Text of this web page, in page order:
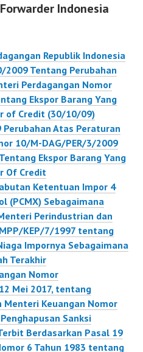
Indonesia
Republik Indonesia
2009 Tentang Perubahan
Perdagangan Nomor
Ekspor Barang Yang
of Credit (30/10/09)
Atas Peraturan
10/M-DAG/PER/3/2009
Ekspor Barang Yang
Of Credit
Ketentuan Impor 4
(PCMX) Sebagaimana
Perindustrian dan
KEP/7/1997 tentang
Impornya Sebagaimana
Terakhir
Nomor
Mei 2017, tentang
Keuangan Nomor
Sanksi
Berdasarkan Pasal 19
6 Tahun 1983 tentang